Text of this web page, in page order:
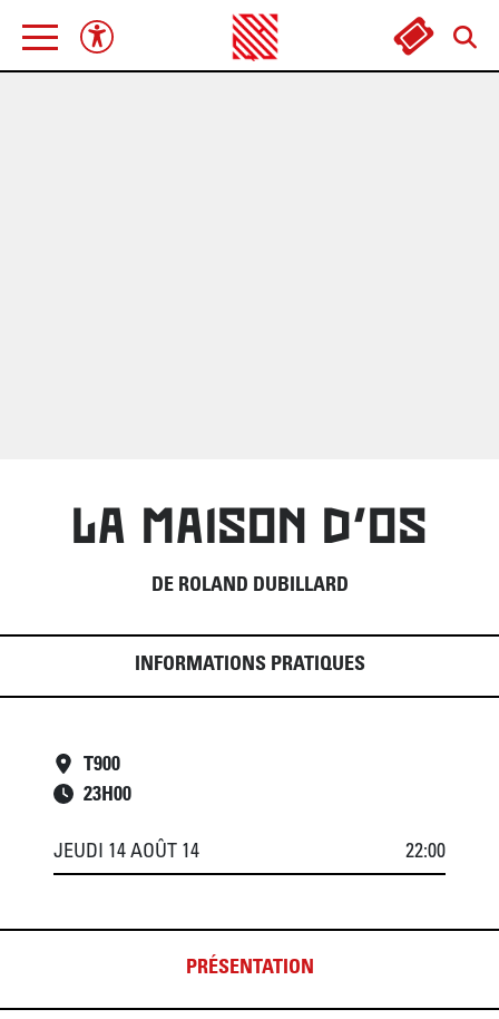
LA MAISON D'OS
DE ROLAND DUBILLARD
INFORMATIONS PRATIQUES
T900
23H00
JEUDI 14 AOÛT 14 22:00
PRÉSENTATION